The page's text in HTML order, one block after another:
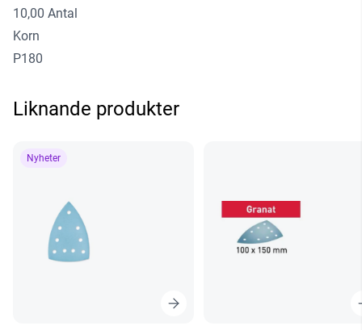
10,00 Antal
Korn
P180
Liknande produkter
Nyheter